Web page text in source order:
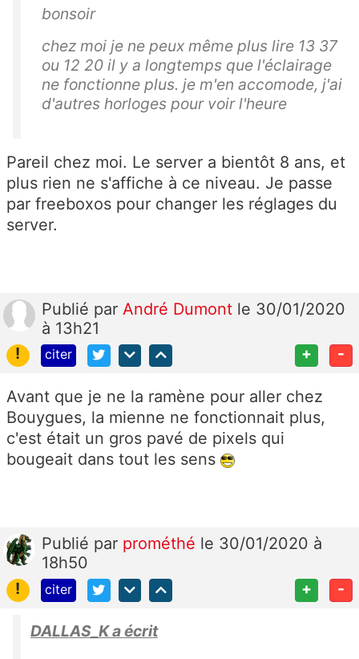
bonsoir
chez moi je ne peux même plus lire 13 37
ou 12 20 il y a longtemps que l'éclairage
ne fonctionne plus. je m'en accomode, j'ai
d'autres horloges pour voir l'heure
Pareil chez moi. Le server a bientôt 8 ans, et
plus rien ne s'affiche à ce niveau. Je passe
par freeboxos pour changer les réglages du
server.
Publié par André Dumont le 30/01/2020
à 13h21
!
citer + -
Avant que je ne la ramène pour aller chez
Bouygues, la mienne ne fonctionnait plus,
c'est était un gros pavé de pixels qui
bougeait dans tout les sens
Publié par prométhé le 30/01/2020 à
18h50
!
citer + -
DALLAS_K a écrit